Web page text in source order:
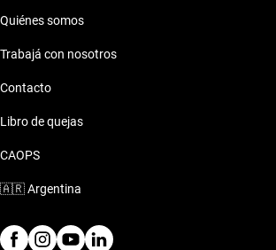
Quiénes somos
Trabajá con nosotros
Contacto
Libro de quejas
CAOPS
🇦🇷Argentina